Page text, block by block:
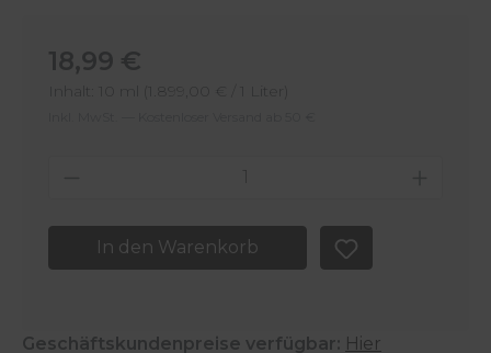
Regulärer Preis:
18,99 €
Inhalt: (1.899,00 € / 1 Liter)
Produkt Anzahl: Gib den
In den Warenkorb
Geschäftskundenpreise verfügbar: Hier